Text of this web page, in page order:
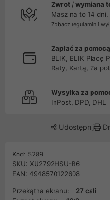
Zwrot / wymiana
Masz na to 14 dni.
Zobacz regulamin i
Zapłać za pomocą
BLIK, BLIK Płacę
Raty, Kartą, Za
Wysyłka za
InPost, DPD, DHL
Udostępnij
Kod: 5289
SKU: XU2792HSU-B6
EAN: 4948570122608
Przekątna ekranu:
27 cali